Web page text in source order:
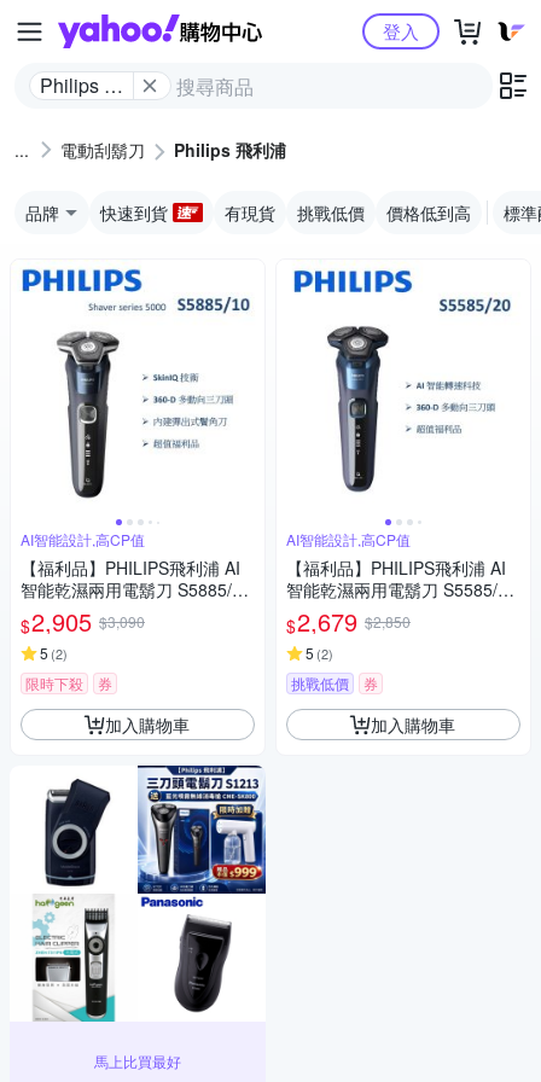
Yahoo購物中心
Philips 飛
登入
電動刮鬍刀 Philips 飛利浦
品牌 快速到貨 有現貨 挑戰低價 價格低到高 標
AI智能設計,高CP值
【福利品】PHILIPS飛利浦 AI
智能乾濕兩用電鬍刀 S5885/10
(一年保固)
$2,905 $3,090
5 (2)
限時下殺 券
加入購物車
馬上比買最好
AI智能設計,高CP值
【福利品】PHILIPS飛利浦 AI
智能乾濕兩用電鬍刀 S5585/20
(一年保固)
$2,679 $2,850
5 (2)
挑戰低價 券
加入購物車